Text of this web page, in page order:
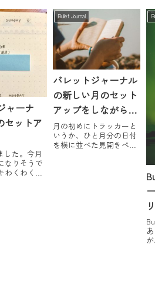
ののやはり
たが、前
チャレン
版がようや
ました。予
を...
スポートの更新手続をし
に行くというミッション
を遂行してきました。10
年以上使っていない旧姓
の銀行口座（休眠中）の
解約と、同じく会社で半
ば強引に預けさせられ...
ャーナ
セットア
した。今月
なりそうで
くわくし
Bullet Journal
バレットジャーナル
の新しい月のセット
アップをしながら考
えたこと
月の初めにトラッカーと
いうか、ひと月分の日付
を横に並べた見開きペー